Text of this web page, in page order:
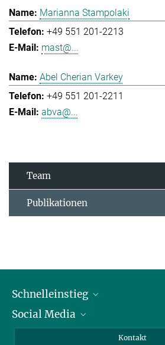
Marianna Stampolaki
+49 551 201-2213
mast@...
Abel Cherian Varkey
+49 551 201-2211
abva@...
Team
Publikationen
Schnelleinstieg
Alumni
Social Media
Kontakt